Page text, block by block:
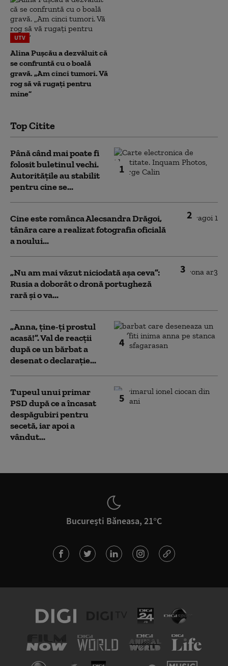
UTV
Alina Pușcău a dezvăluit că
se confruntă cu o boală
gravă. „Am cinci tumori. Vă
rog să vă rugați pentru
mine”
Top Citite
1
Până când mai poate fi
folosit buletinul vechi.
Autoritățile au stabilit
pentru cine se...
2
Cine este românca Alecsandra Drăgoi,
tânăra care a realizat fotografia oficială
a noului...
3
„Nu am mai văzut niciodată așa ceva”:
Rusia a doborât o dronă portugheză
rară și o va...
4
„Anna, ţine-ţi prostul
acasă!”. Val de reacții
după ce un bărbat a
desenat o declarație...
5
Tupeul unui primar
PSD după ce a încasat
despăgubiri pentru
secetă, iar apoi a
vândut...
București Băneasa, 21°C